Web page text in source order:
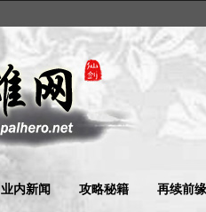
业内新闻 攻略秘籍 再续前缘